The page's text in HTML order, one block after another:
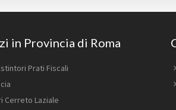
in Provincia di Roma
Prati Fiscali
Cerreto Laziale